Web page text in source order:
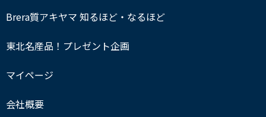
Brera質アキヤマ 知るほど・なるほど
東北名産品！プレゼント企画
マイページ
会社概要